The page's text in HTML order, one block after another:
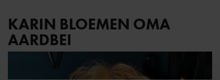
KARIN BLOEMEN OMA
AARDBEI